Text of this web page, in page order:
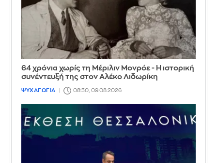
64 χρόνια χωρίς τη Μέριλιν Μονρόε - Η ιστορική
συνέντευξή της στον Αλέκο Λιδωρίκη
ΨΥΧΑΓΩΓΙΑ 08:30, 09.08.2026